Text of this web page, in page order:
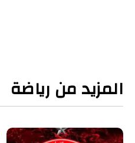
المزيد من رياضة